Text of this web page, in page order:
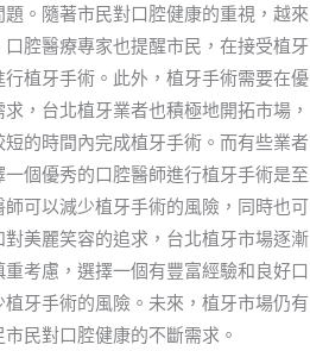
。隨著市民對口腔健康的重視，越來
腔醫療專家也提醒市民，在接受植牙
植牙手術。此外，植牙手術需要在優
，台北植牙業者也積極地開拓市場，
的時間內完成植牙手術。而有些業者
個優秀的口腔醫師進行植牙手術是至
可以減少植牙手術的風險，同時也可
美麗笑容的追求，台北植牙市場逐漸
考慮，選擇一個有豐富經驗和良好口
牙手術的風險。未來，植牙市場仍有
民對口腔健康的不斷需求。